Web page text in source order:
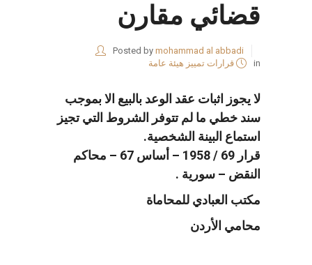
قضائي مقارن
Posted by mohammad al abbadi
in
قرارات تمييز هيئة عامة
لا يجوز اثبات عقد الوعد بالبيع الا بموجب
سند خطي ما لم تتوفر الشروط التي تجيز
استماع البينة الشخصية.
قرار 69 / 1958 – أساس 67 – محاكم
النقض – سورية .
مكتب العبادي للمحاماة
محامي الأردن